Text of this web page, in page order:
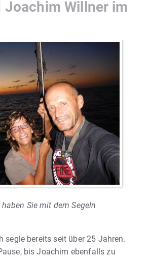
Joachim Willner im
Sie mit dem Segeln
segle bereits seit über 25 Jahren.
bis Joachim ebenfalls zu